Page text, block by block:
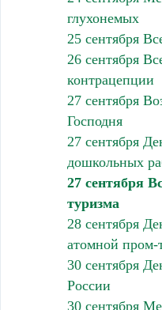
глухонемых
25 сентября
26 сентября
контрацепции
27 сентября
Господня
27 сентября
дошкольных
27 сентября
туризма
28 сентября
атомной пром-
30 сентября
России
30 сентября